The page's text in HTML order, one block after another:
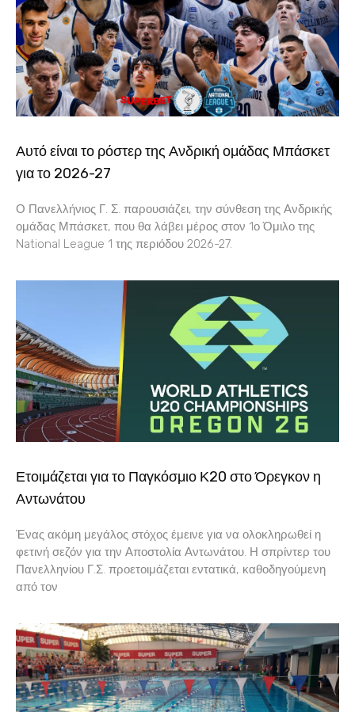
Αυτό είναι το ρόστερ της Ανδρική ομάδας Μπάσκετ
για το 2026-27
Ο Πανελλήνιος Γ. Σ. παρουσιάζει, την σύνθεση της Ανδρικής
ομάδας Μπάσκετ, που θα λάβει μέρος στον 1ο Όμιλο της
National League 1 της περιόδου 2026-27.
Ετοιμάζεται για το Παγκόσμιο Κ20 στο Όρεγκον η
Αντωνάτου
Ένας ακόμη μεγάλος στόχος έμεινε για να ολοκληρωθεί η
φετινή σεζόν για την Αποστολία Αντωνάτου. Η σπρίντερ του
Πανελληνίου Γ.Σ. προετοιμάζεται εντατικά, καθοδηγούμενη
από τον